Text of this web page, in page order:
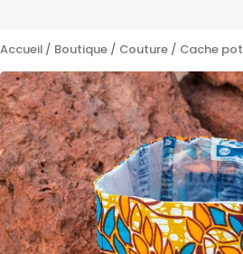
Accueil / Boutique / Couture / Cache pot